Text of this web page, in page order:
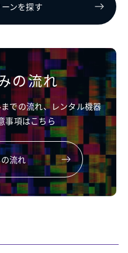
ンを探す
の流れ
での流れ、レンタル機器
事項はこちら
流れ